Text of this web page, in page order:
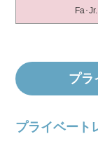
Fa･Jr.
プラ
プライベート